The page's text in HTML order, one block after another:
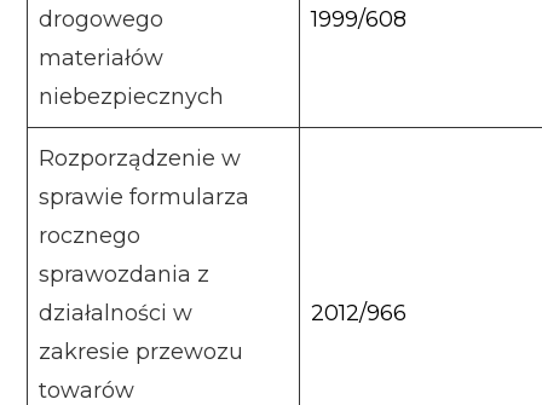
drogowego
materiałów
niebezpiecznych
1999/608
Rozporządzenie w
sprawie formularza
rocznego
sprawozdania z
działalności w
zakresie przewozu
towarów
2012/966